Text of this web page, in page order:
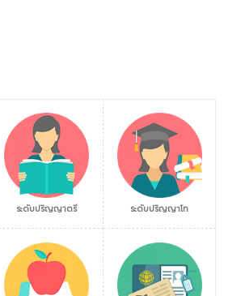
ระดับปริญญาตรี ระดับปริญญาโท